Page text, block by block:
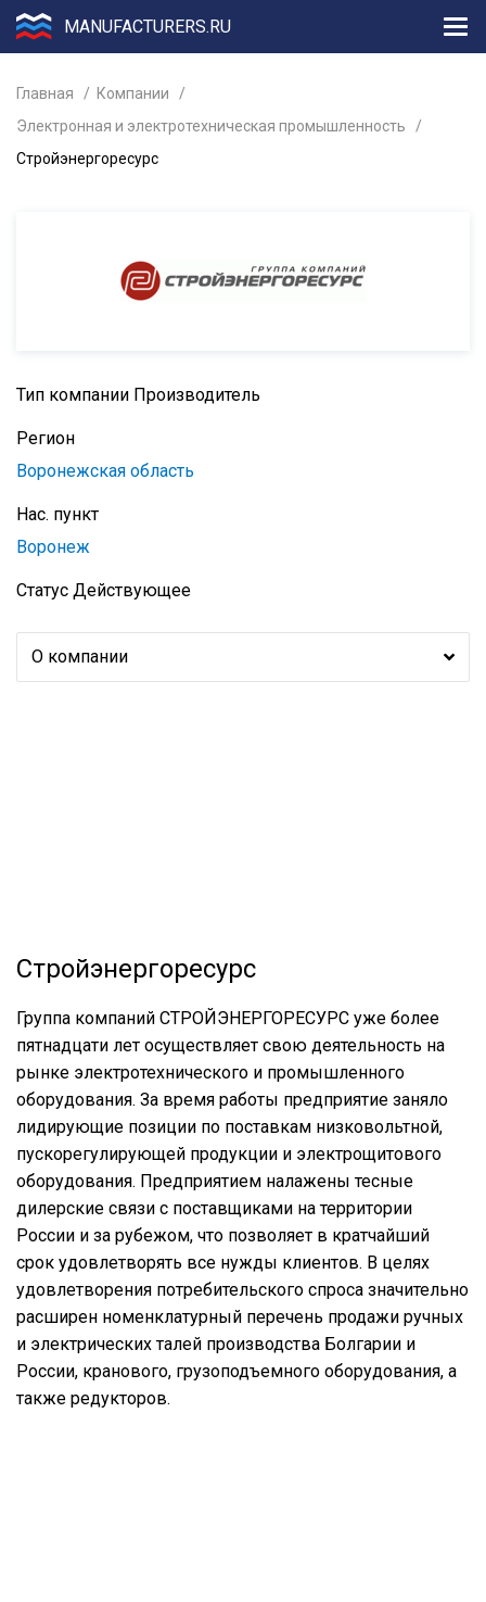
MANUFACTURERS.RU
Главная
Компании
Электронная и электротехническая промышленность
Стройэнергоресурс
Тип компании Производитель
Регион
Воронежская область
Нас. пункт
Воронеж
Статус Действующее
О компании
Стройэнергоресурс
Группа компаний СТРОЙЭНЕРГОРЕСУРС уже более
пятнадцати лет осуществляет свою деятельность на
рынке электротехнического и промышленного
оборудования. За время работы предприятие заняло
лидирующие позиции по поставкам низковольтной,
пускорегулирующей продукции и электрощитового
оборудования. Предприятием налажены тесные
дилерские связи с поставщиками на территории
России и за рубежом, что позволяет в кратчайший
срок удовлетворять все нужды клиентов. В целях
удовлетворения потребительского спроса значительно
расширен номенклатурный перечень продажи ручных
и электрических талей производства Болгарии и
России, кранового, грузоподъемного оборудования, а
также редукторов.